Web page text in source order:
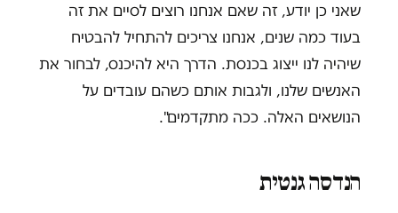
שאני כן יודע, זה שאם אנחנו רוצים לסיים את זה
בעוד כמה שנים, אנחנו צריכים להתחיל להבטיח
שיהיה לנו ייצוג בכנסת. הדרך היא להיכנס, לבחור את
האנשים שלנו, ולגבות אותם כשהם עובדים על
הנושאים האלה. ככה מתקדמים".
הנדסה גנטית